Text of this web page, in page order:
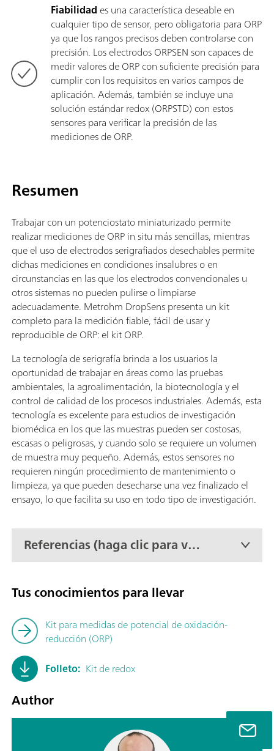
Fiabilidad es una característica deseable en
cualquier tipo de sensor, pero obligatoria para ORP
ya que los rangos precisos deben controlarse con
precisión. Los electrodos ORPSEN son capaces de
medir valores de ORP con suficiente precisión para
cumplir con los requisitos en varios campos de
aplicación. Además, también se incluye una
solución estándar redox (ORPSTD) con estos
sensores para verificar la precisión de las
mediciones de ORP.
Resumen
Trabajar con un potenciostato miniaturizado permite
realizar mediciones de ORP in situ más sencillas, mientras
que el uso de electrodos serigrafiados desechables permite
dichas mediciones en condiciones insalubres o en
circunstancias en las que los electrodos convencionales u
otros sistemas no pueden pulirse o limpiarse
adecuadamente. Metrohm DropSens presenta un kit
completo para la medición fiable, fácil de usar y
reproducible de ORP: el kit ORP.
La tecnología de serigrafía brinda a los usuarios la
oportunidad de trabajar en áreas como las pruebas
ambientales, la agroalimentación, la biotecnología y el
control de calidad de los procesos industriales. Además, esta
tecnología es excelente para estudios de investigación
biomédica en los que las muestras pueden ser costosas,
escasas o peligrosas, y cuando solo se requiere un volumen
de muestra muy pequeño. Además, estos sensores no
requieren ningún procedimiento de mantenimiento o
limpieza, ya que pueden desecharse una vez finalizado el
ensayo, lo que facilita su uso en todo tipo de investigación.
Referencias (haga clic para ver
la lista completa)
Tus conocimientos para llevar
Kit para medidas de potencial de oxidación-
reducción (ORP)
Folleto: Kit de redox
Author